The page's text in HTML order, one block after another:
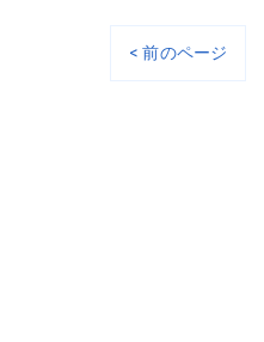
< 前のページ